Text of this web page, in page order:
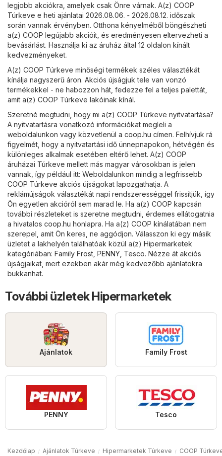
legjobb akciókra, amelyek csak Önre várnak. A(z) COOP
Túrkeve e heti ajánlatai 2026.08.06. - 2026.08.12. időszak
során vannak érvényben. Otthona kényelméből böngészheti
a(z) COOP legújabb akcióit, és eredményesen eltervezheti a
bevásárlást. Használja ki az áruház által 12 oldalon kínált
kedvezményeket.
A(z) COOP Túrkeve minőségi termékek széles választékát
kínálja nagyszerű áron. Akciós újságjuk tele van vonzó
termékekkel - ne habozzon hát, fedezze fel a teljes palettát,
amit a(z) COOP Túrkeve lakóinak kínál.
Szeretné megtudni, hogy mi a(z) COOP Túrkeve nyitvatartása?
A nyitvatartásra vonatkozó információkat megleli a
weboldalunkon vagy közvetlenül a coop.hu címen. Felhívjuk rá
figyelmét, hogy a nyitvatartási idő ünnepnapokon, hétvégén és
különleges alkalmak esetében eltérő lehet. A(z) COOP
áruházai Túrkeve mellett más magyar városokban is jelen
vannak, így például itt: Weboldalunkon mindig a legfrissebb
COOP Túrkeve akciós újságokat lapozgathatja. A
reklámújságok választékát napi rendszerességgel frissítjük, így
Ön egyetlen akcióról sem marad le. Ha a(z) COOP kapcsán
további részleteket is szeretne megtudni, érdemes ellátogatnia
a hivatalos coop.hu honlapra. Ha a(z) COOP kínálatában nem
szerepel, amit Ön keres, ne aggódjon. Válasszon ki egy másik
üzletet a lakhelyén találhatóak közül a(z) Hipermarketek
kategóriában: Family Frost PENNY Tesco. Nézze át akciós
újságjaikat, mert ezekben akár még kedvezőbb ajánlatokra
bukkanhat.
További üzletek Hipermarketek
Ajánlatok Family Frost
PENNY Tesco
Kezdőlap Ajánlatok Túrkeve Hipermarketek Túrkeve COOP